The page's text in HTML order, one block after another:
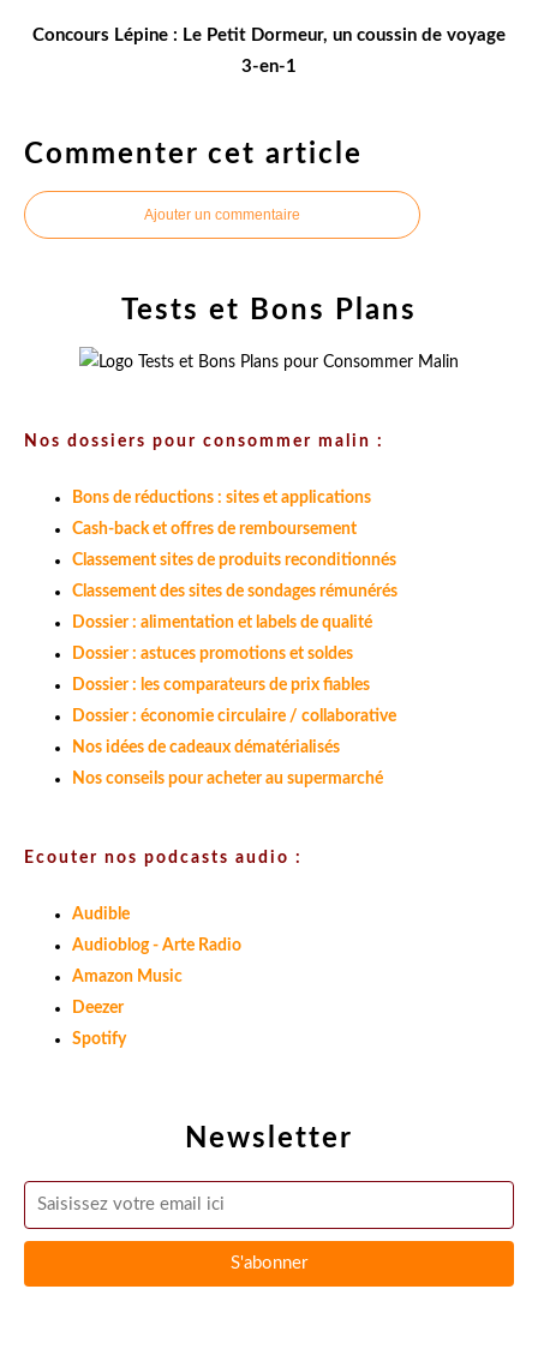
Concours Lépine : Le Petit Dormeur, un coussin de voyage
3-en-1
Commenter cet article
Ajouter un commentaire
Newsletter
Tests et Bons Plans
Nos dossiers pour consommer malin :
Bons de réductions : sites et applications
Cash-back et offres de remboursement
Classement sites de produits reconditionnés
Classement des sites de sondages rémunérés
Dossier : alimentation et labels de qualité
Dossier : astuces promotions et soldes
Dossier : les comparateurs de prix fiables
Dossier : économie circulaire / collaborative
Nos idées de cadeaux dématérialisés
Nos conseils pour acheter au supermarché
Ecouter nos podcasts audio :
Audible
Audioblog - Arte Radio
Amazon Music
Deezer
Spotify